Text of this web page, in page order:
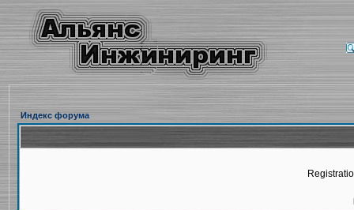
Индекс форума